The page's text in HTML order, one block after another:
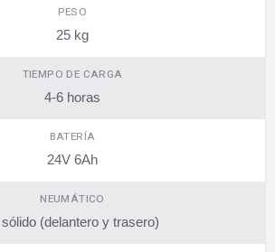
PESO
25 kg
TIEMPO DE CARGA
4-6 horas
BATERÍA
24V 6Ah
NEUMÁTICO
(delantero y trasero)